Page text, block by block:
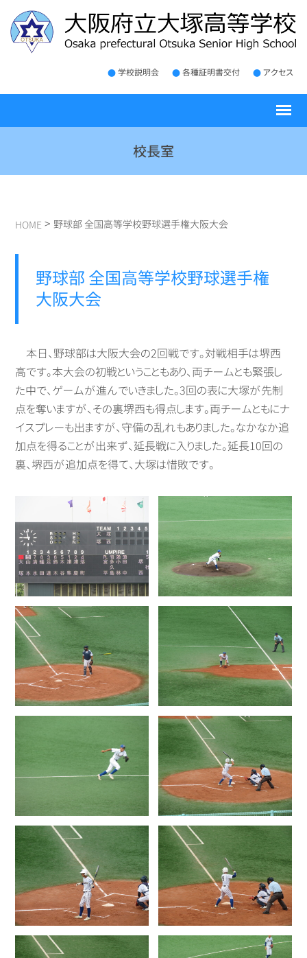
学校説明会 各種証明書交付 アクセス
校長室
HOME > 野球部 全国高等学校野球選手権大阪大会
野球部 全国高等学校野球選手権
大阪大会
本日、野球部は大阪大会の2回戦です。対戦相手は堺西
高です。本大会の初戦ということもあり、両チームとも緊張し
た中で、ゲームが進んでいきました。3回の表に大塚が先制
点を奪いますが、その裏堺西も得点します。両チームともにナ
イスプレーも出ますが、守備の乱れもありました。なかなか追
加点を得ることが出来ず、延長戦に入りました。延長10回の
裏、堺西が追加点を得て、大塚は惜敗です。